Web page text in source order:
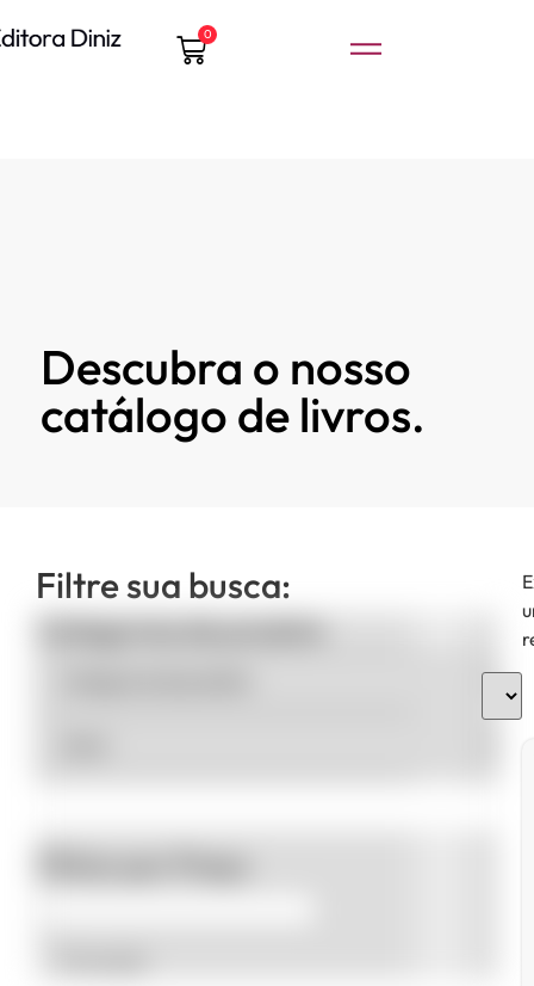
0
Descubra o nosso
catálogo de livros.
Filtre sua busca:
Categorias de produto